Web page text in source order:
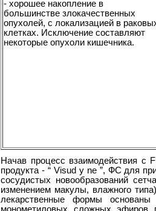
- хорошее накопление в
большинстве злокачественных
опухолей, с локализацией в
клетках. Исключение составляют
некоторые опухоли кишечника.
Начав процесс взаимодействия с
продукта - “ Visud y ne ”, ФС для
сосудистых новообразований
изменением макулы, влажного
лекарственные формы
монометиловых сложных эфиров